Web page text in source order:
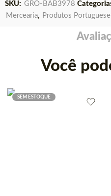
SKU: GRO-BAB3978
Mercearia, Produtos
Você
SEM ESTOQUE